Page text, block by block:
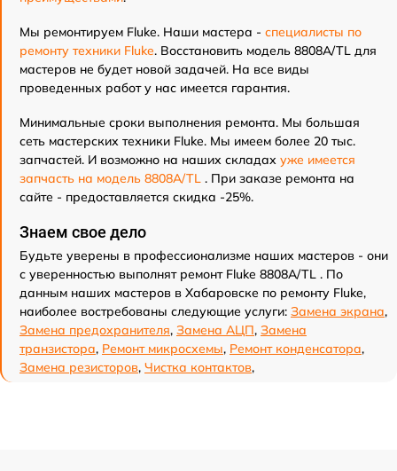
Мы ремонтируем Fluke. Наши мастера - специалисты по
ремонту техники Fluke. Восстановить модель 8808A/TL для
мастеров не будет новой задачей. На все виды
проведенных работ у нас имеется гарантия.
Минимальные сроки выполнения ремонта. Мы большая
сеть мастерских техники Fluke. Мы имеем более 20 тыс.
запчастей. И возможно на наших складах уже имеется
запчасть на модель 8808A/TL . При заказе ремонта на
сайте - предоставляется скидка -25%.
Знаем свое дело
Будьте уверены в профессионализме наших мастеров - они
с уверенностью выполнят ремонт Fluke 8808A/TL . По
данным наших мастеров в Хабаровске по ремонту Fluke,
наиболее востребованы следующие услуги: Замена экрана,
Замена предохранителя, Замена АЦП, Замена
транзистора, Ремонт микросхемы, Ремонт конденсатора,
Замена резисторов, Чистка контактов,